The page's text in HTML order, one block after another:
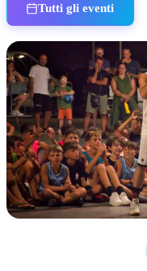
Tutti gli eventi
Classic Contest